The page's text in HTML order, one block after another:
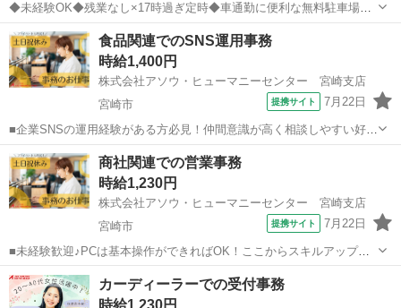
◆未経験OK◆残業なし×17時過ぎ定時◆車通勤に便利な無料駐車場完
備◆コツモク業務がお好きな方必見！自分のペースで進められる落ち
ついた雰囲気の職場◆プライベートやご家庭との両立を重視◆バス停
からもスグで通勤便利♪ ▼勤怠デ...
宮崎 東諸県郡 一般事務
食品関連でのSNS運用事務
時給1,400円
株式会社アソウ・ヒューマニーセンター 宮崎支店
宮崎市
提携サイト 7月22日
■企業SNSの運用経験がある方必見！仲間意識が高く相談しやすい好環
境◎■週2～3日勤務×残業ほぼなしでプライベート充実！高時給で効率
よく稼げるSNS運用の事務サポート■車通勤OK＆無料駐車場完備で毎
日の通勤もラクラク便利！ ...
宮崎 宮崎市 一般事務
商社関連での営業事務
時給1,230円
株式会社アソウ・ヒューマニーセンター 宮崎支店
宮崎市
提携サイト 7月22日
■未経験歓迎♪PCは基本操作ができればOK！ここからスキルアップ目
指せる職場！■残業ナシ×ぴったり18時退社×土日祝休み！ワークライ
フバランス抜群♪■車通勤OK×無料駐車場があり便利♪通勤ラクラクで
す！ 【お仕事内容】 医...
宮崎 宮崎市 一般事務
カーディーラーでの受付事務
時給1,230円